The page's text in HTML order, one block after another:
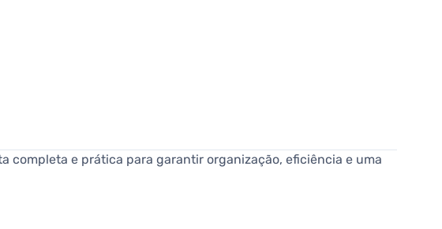
completa e prática para garantir organização, eficiência e uma